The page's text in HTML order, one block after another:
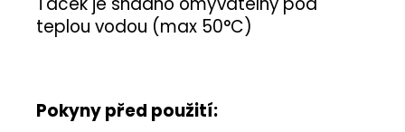
teplou vodou (max 50°C)
Pokyny před použití: